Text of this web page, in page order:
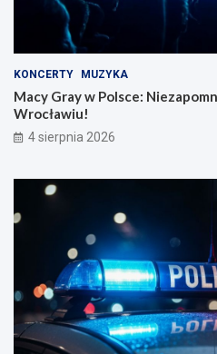
KONCERTY MUZYKA
Macy Gray w Polsce:
Wrocławiu!
4 sierpnia 2026